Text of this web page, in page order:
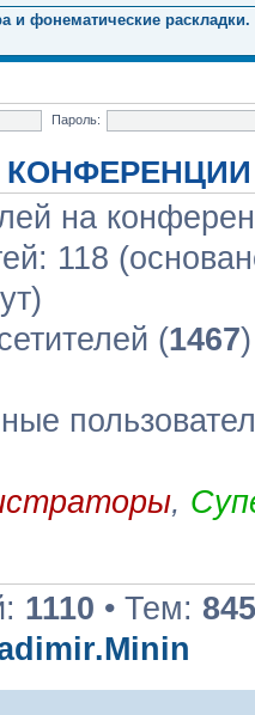
и фонематические раскладки.
Пароль:
КОНФЕРЕНЦИИ
на
118
(1467
,
1110 • Тем: 845